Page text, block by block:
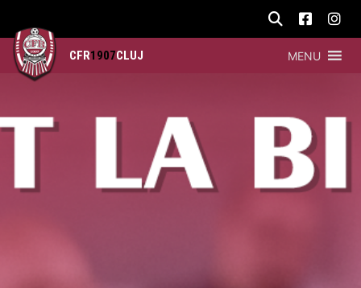
CFR1907CLUJ MENU